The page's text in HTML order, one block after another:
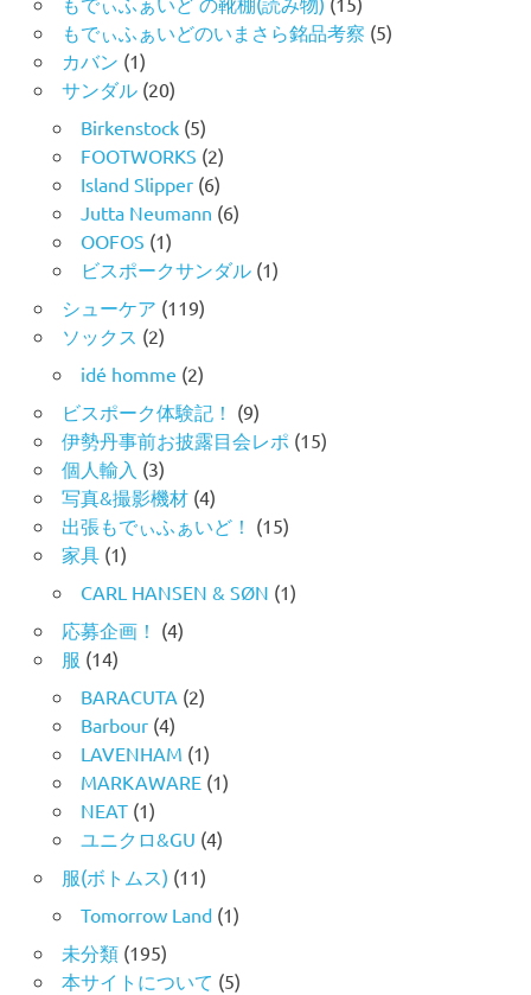
もでぃふぁいどのいまさら銘品考察 (5)
カバン (1)
サンダル(20)
Birkenstock(5)
FOOTWORKS (2)
Island Slipper(6)
Jutta Neumann (6)
OOFOS (1)
ビスポークサンダル(1)
シューケア (119)
ソックス (2)
idé homme (2)
ビスポーク体験記！ (9)
伊勢丹事前お披露目会レポ (15)
個人輸入 (3)
写真&撮影機材(4)
出張もでぃふぁいど！ (15)
家具(1)
CARL HANSEN & SØN (1)
応募企画！ (4)
服 (14)
BARACUTA (2)
Barbour(4)
LAVENHAM (1)
MARKAWARE(1)
NEAT(1)
ユニクロ&GU (4)
服(ボトムス) (11)
Tomorrow Land(1)
未分類(195)
本サイトについて (5)